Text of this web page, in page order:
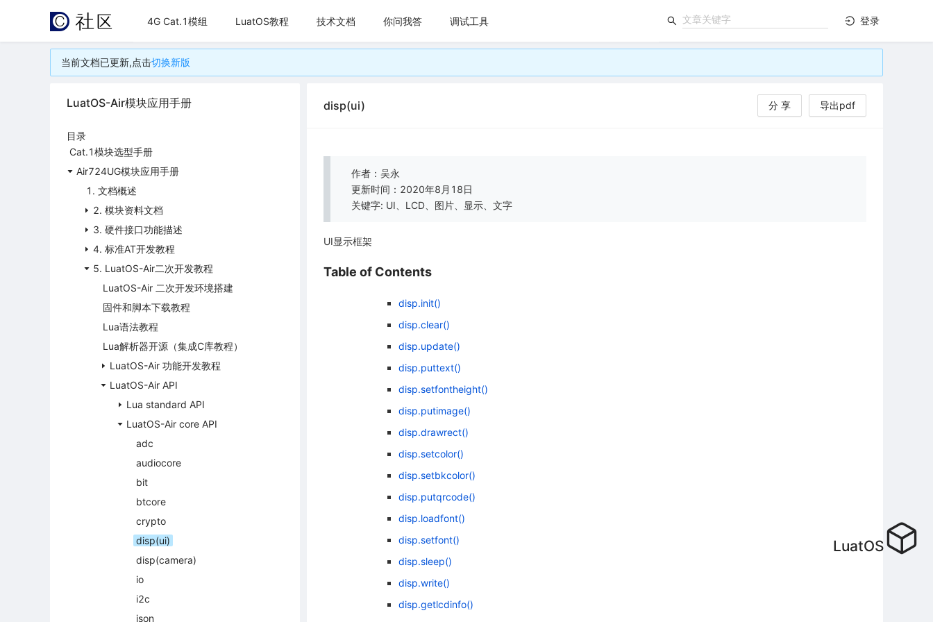
4G Cat.1模组 LuatOS教程 技术文档 你问我答 调试工具 登录
LuatOS
当前文档已更新,点击切换新版
LuatOS-Air模块应用手册
目录
Cat.1模块选型手册
Air724UG模块应用手册
1. 文档概述
2. 模块资料文档
3. 硬件接口功能描述
4. 标准AT开发教程
5. LuatOS-Air二次开发教程
LuatOS-Air 二次开发环境搭建
固件和脚本下载教程
Lua语法教程
Lua解析器开源（集成C库教程）
LuatOS-Air 功能开发教程
LuatOS-Air API
Lua standard API
LuatOS-Air core API
adc
audiocore
bit
btcore
crypto
disp(ui)
disp(camera)
io
i2c
json
disp(ui) 分 享 导出pdf
作者：吴永
更新时间：2020年8月18日
关键字: UI、LCD、图片、显示、文字
UI显示框架
Table of Contents
disp.init()
disp.clear()
disp.update()
disp.puttext()
disp.setfontheight()
disp.putimage()
disp.drawrect()
disp.setcolor()
disp.setbkcolor()
disp.putqrcode()
disp.loadfont()
disp.setfont()
disp.sleep()
disp.write()
disp.getlcdinfo()